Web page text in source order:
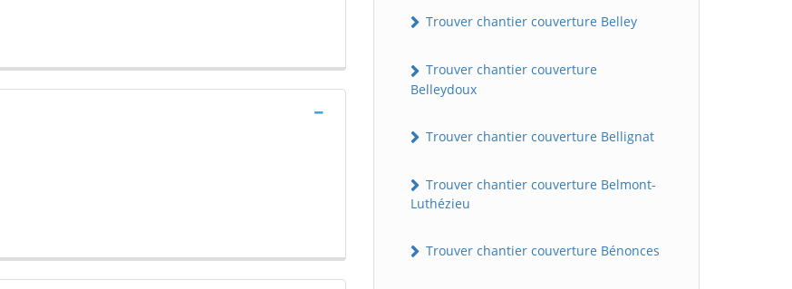
Trouver chantier couverture Belley
Trouver chantier couverture
Belleydoux
Trouver chantier couverture Bellignat
Trouver chantier couverture Belmont-
Luthézieu
Trouver chantier couverture Bénonces